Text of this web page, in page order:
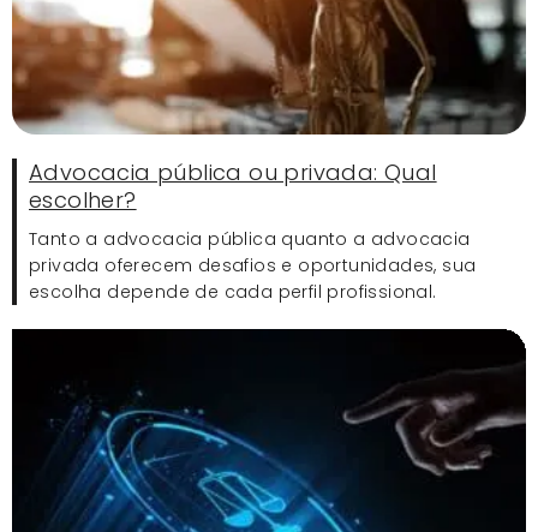
Advocacia pública ou privada: Qual
escolher?
Tanto a advocacia pública quanto a advocacia
privada oferecem desafios e oportunidades, sua
escolha depende de cada perfil profissional.